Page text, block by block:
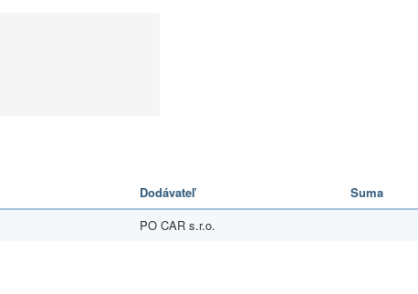
Dodávateľ Suma
PO CAR s.r.o.